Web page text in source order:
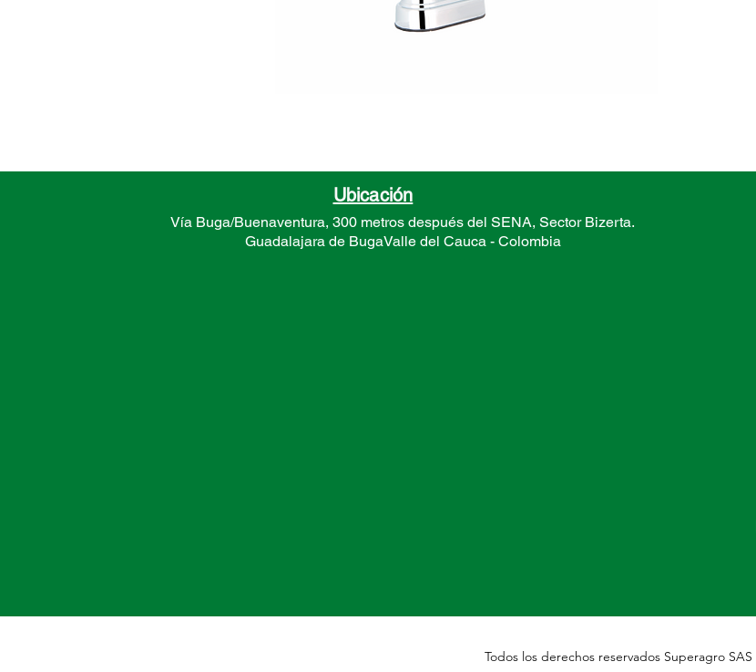
Ubicación
Vía Buga/Buenaventura, 300 metros después del SENA, Sector Bizerta.
Guadalajara de BugaValle del Cauca - Colombia
Todos los derechos reservados Superagro SAS